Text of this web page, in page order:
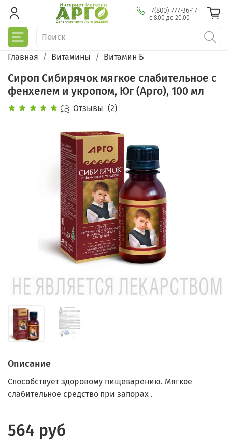
+7(800) 777-36-17
с 8:00 до 20:00
Главная Витамины Витамин Б
Сироп Сибирячок мягкое слабительное с
фенхелем и укропом, Юг (Арго), 100 мл
Отзывы (2)
Описание
Способствует здоровому пищеварению. Мягкое
слабительное средство при запорах .
564 руб